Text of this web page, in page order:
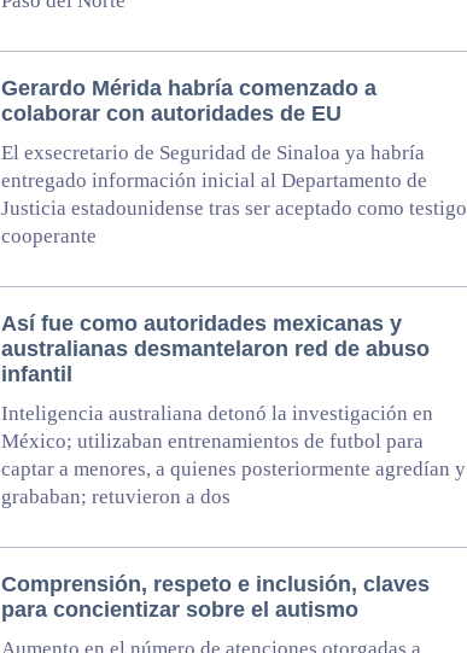
Gerardo Mérida habría comenzado a
colaborar con autoridades de EU
El exsecretario de Seguridad de Sinaloa ya habría
entregado información inicial al Departamento de
Justicia estadounidense tras ser aceptado como testigo
cooperante
Así fue como autoridades mexicanas y
australianas desmantelaron red de abuso
infantil
Inteligencia australiana detonó la investigación en
México; utilizaban entrenamientos de futbol para
captar a menores, a quienes posteriormente agredían y
grababan; retuvieron a dos
Comprensión, respeto e inclusión, claves
para concientizar sobre el autismo